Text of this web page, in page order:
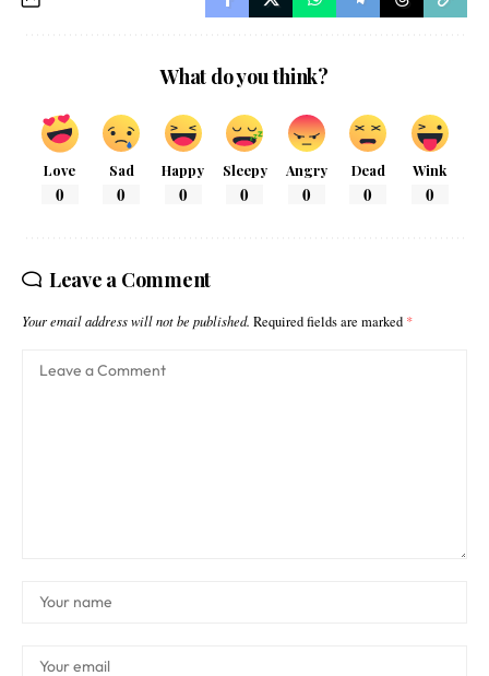
What do you think?
Love
0
Sad
0
Happy
0
Sleepy
0
Angry
0
Dead
0
Wink
0
Leave a Comment
Your email address will not be published. Required fields are marked *